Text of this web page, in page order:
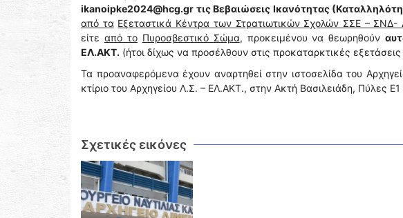
ikanoipke2024@hcg.gr τις Βεβαιώσεις Ικανότητας
από τα Εξεταστικά Κέντρα των Στρατιωτικών Σχολών ΣΣΕ –
είτε από το Πυροσβεστικό Σώμα, προκειμένου να θεωρηθούν
ΕΛ.ΑΚΤ. (ήτοι δίχως να προσέλθουν στις προκαταρκτικές
Τα προαναφερόμενα έχουν αναρτηθεί στην ιστοσελίδα του
κτίριο του Αρχηγείου Λ.Σ. – ΕΛ.ΑΚΤ., στην Ακτή Βασιλειάδη, Πύλες Ε1
Σχετικές εικόνες